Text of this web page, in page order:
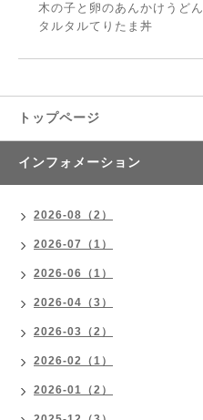
木の子と卵のあんかけうどん
タルタルてりたま丼
トップページ
インフォメーション
2026-08（2）
2026-07（1）
2026-06（1）
2026-04（3）
2026-03（2）
2026-02（1）
2026-01（2）